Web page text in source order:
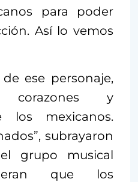
para poder
Así lo vemos
de ese personaje,
corazones y
los mexicanos.
subrayaron
grupo musical
que los